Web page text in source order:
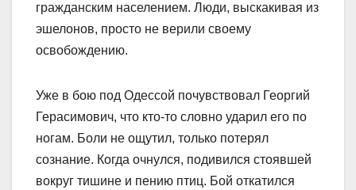
гражданским населением. Люди, выскакивая из
эшелонов, просто не верили своему
освобождению.
Уже в бою под Одессой почувствовал Георгий
Герасимович, что кто-то словно ударил его по
ногам. Боли не ощутил, только потерял
сознание. Когда очнулся, подивился стоявшей
вокруг тишине и пению птиц. Бой откатился